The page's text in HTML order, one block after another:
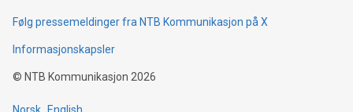
Følg pressemeldinger fra NTB Kommunikasjon på X
Informasjonskapsler
© NTB Kommunikasjon 2026